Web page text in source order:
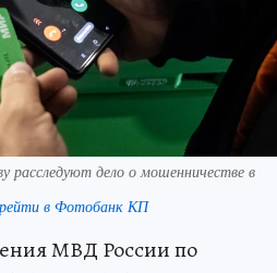
расследуют дело о мошенничестве в
в Фотобанк КП
МВД России по